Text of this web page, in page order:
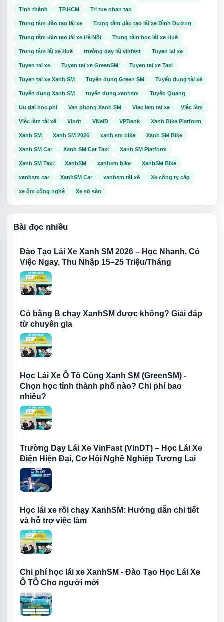
Tỉnh thành TP.HCM Tri tue nhan tao
Trung tâm đào tạo lái xe Trung tâm đào tạo lái xe Bình Dương
Trung tâm đào tạo lái xe Hà Nội Trung tâm học lái xe Huế
Trung tâm lái xe Huế trường dạy lái vinfast Tuyen lai xe
Tuyen tai xe Tuyen tai xe GreenSM Tuyen tai xe Taxi
Tuyen tai xe Xanh SM Tuyển dụng Green SM Tuyển dụng tài xế
Tuyển dụng Xanh SM tuyển dụng xanhsm Tuyên Quang
Uu dai hoc phi Van phong Xanh SM Viec lam tai xe Việc làm
Việc làm tài xế Vindt VNeID VPBank Xanh Bike Platform
Xanh SM Xanh SM 2026 xanh sm bike Xanh SM Bike
Xanh SM Car Xanh SM Car Taxi Xanh SM Platform
Xanh SM Taxi XanhSM xanhsm bike XanhSM Bike
xanhsm car XanhSM Car xanhsm tài xế Xe công ty cấp
xe ôm công nghệ Xe số sàn
Bài đọc nhiều
Đào Tạo Lái Xe Xanh SM 2026 – Học Nhanh, Có
Việc Ngay, Thu Nhập 15–25 Triệu/Tháng
Có bằng B chạy XanhSM được không? Giải đáp
từ chuyên gia
Học Lái Xe Ô Tô Cùng Xanh SM (GreenSM) -
Chọn học tỉnh thành phố nào? Chi phí bao
nhiêu?
Trường Dạy Lái Xe VinFast (VinDT) – Học Lái Xe
Điện Hiện Đại, Cơ Hội Nghề Nghiệp Tương Lai
Học lái xe rồi chạy XanhSM: Hướng dẫn chi tiết
và hỗ trợ việc làm
Chi phí học lái xe XanhSM - Đào Tạo Học Lái Xe
Ô TÔ Cho người mới